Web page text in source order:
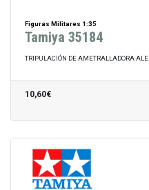
Figuras Militares 1:35
Tamiya 35184
TRIPULACIÓN DE AMETRALLADORA
10,60€